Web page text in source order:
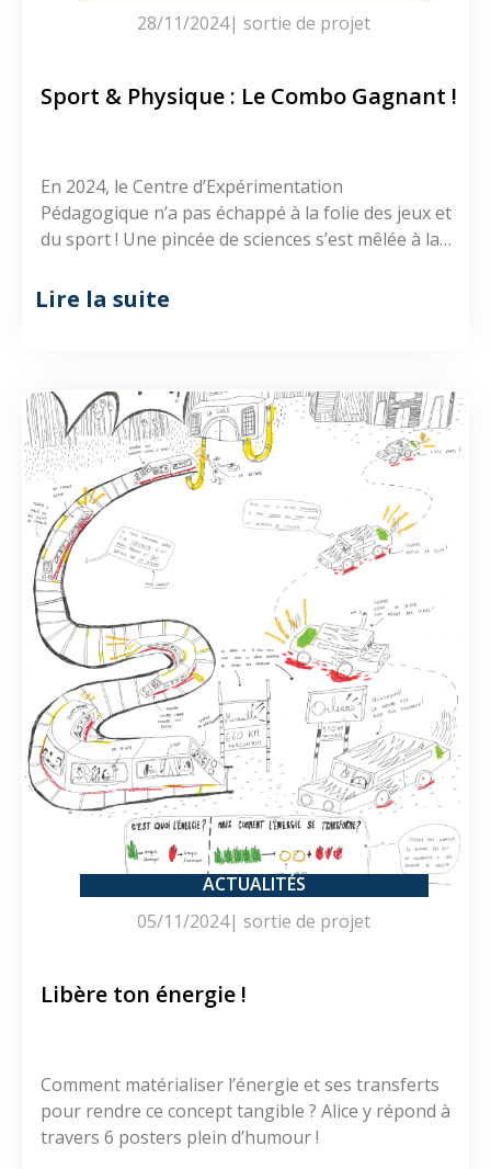
28/11/2024| sortie de projet
Sport & Physique : Le Combo Gagnant !
En 2024, le Centre d’Expérimentation
Pédagogique n’a pas échappé à la folie des jeux et
du sport ! Une pincée de sciences s’est mêlée à la
Lire la suite
ACTUALITÉS
05/11/2024| sortie de projet
Libère ton énergie !
Comment matérialiser l’énergie et ses transferts
pour rendre ce concept tangible ? Alice y répond à
travers 6 posters plein d’humour !